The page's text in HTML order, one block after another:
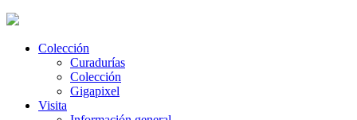
Colección
Curadurías
Colección
Gigapixel
Visita